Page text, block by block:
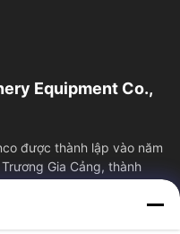
Equipment Co.,
được thành lập vào năm
Gia Cảng, thành